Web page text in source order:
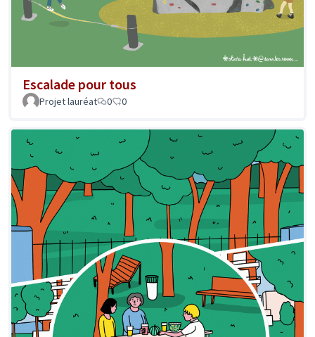
Escalade pour tous
Projet lauréat 0 0